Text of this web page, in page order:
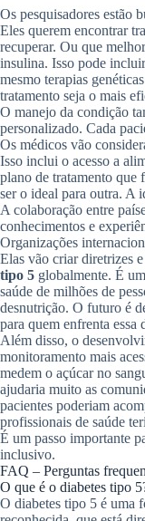
Os pesquisadores estão
Eles querem encontrar
recuperar. Ou que
insulina. Isso pode
mesmo terapias
tratamento seja o mais
O manejo da condição
personalizado. Cada
Os médicos vão
Isso inclui o acesso a
plano de tratamento que
ser o ideal para outra. A
A colaboração entre
conhecimentos e
Organizações
Elas vão criar diretrizes
tipo 5 globalmente. É
saúde de milhões de
desnutrição. O futuro é
para quem enfrenta essa
Além disso, o
monitoramento mais
medem o açúcar no
ajudaria muito as
pacientes poderiam
profissionais de saúde
É um passo importante
inclusivo.
FAQ – Perguntas
O que é o diabetes tipo
O diabetes tipo 5 é uma